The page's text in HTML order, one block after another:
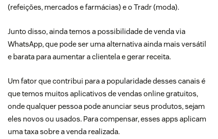
(refeições, mercados e farmácias) e o Tradr (moda).
Junto disso, ainda temos a possibilidade devenda via
WhatsApp, que pode ser uma alternativa ainda mais versátil
e barata para aumentar a clientela e gerar receita.
Um fator que contribui para a popularidade desses canais é
que temos muitos aplicativos de vendas online gratuitos,
onde qualquer pessoa pode anunciar seus produtos, sejam
eles novos ou usados. Para compensar, esses apps aplicam
uma taxa sobre a venda realizada.